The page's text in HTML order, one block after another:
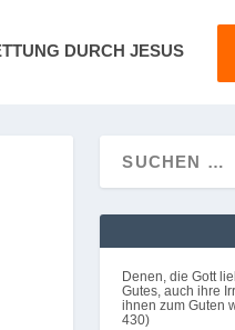
DURCH JESUS
Denen, die Gott
Gutes, auch ihre
ihnen zum Guten
430)